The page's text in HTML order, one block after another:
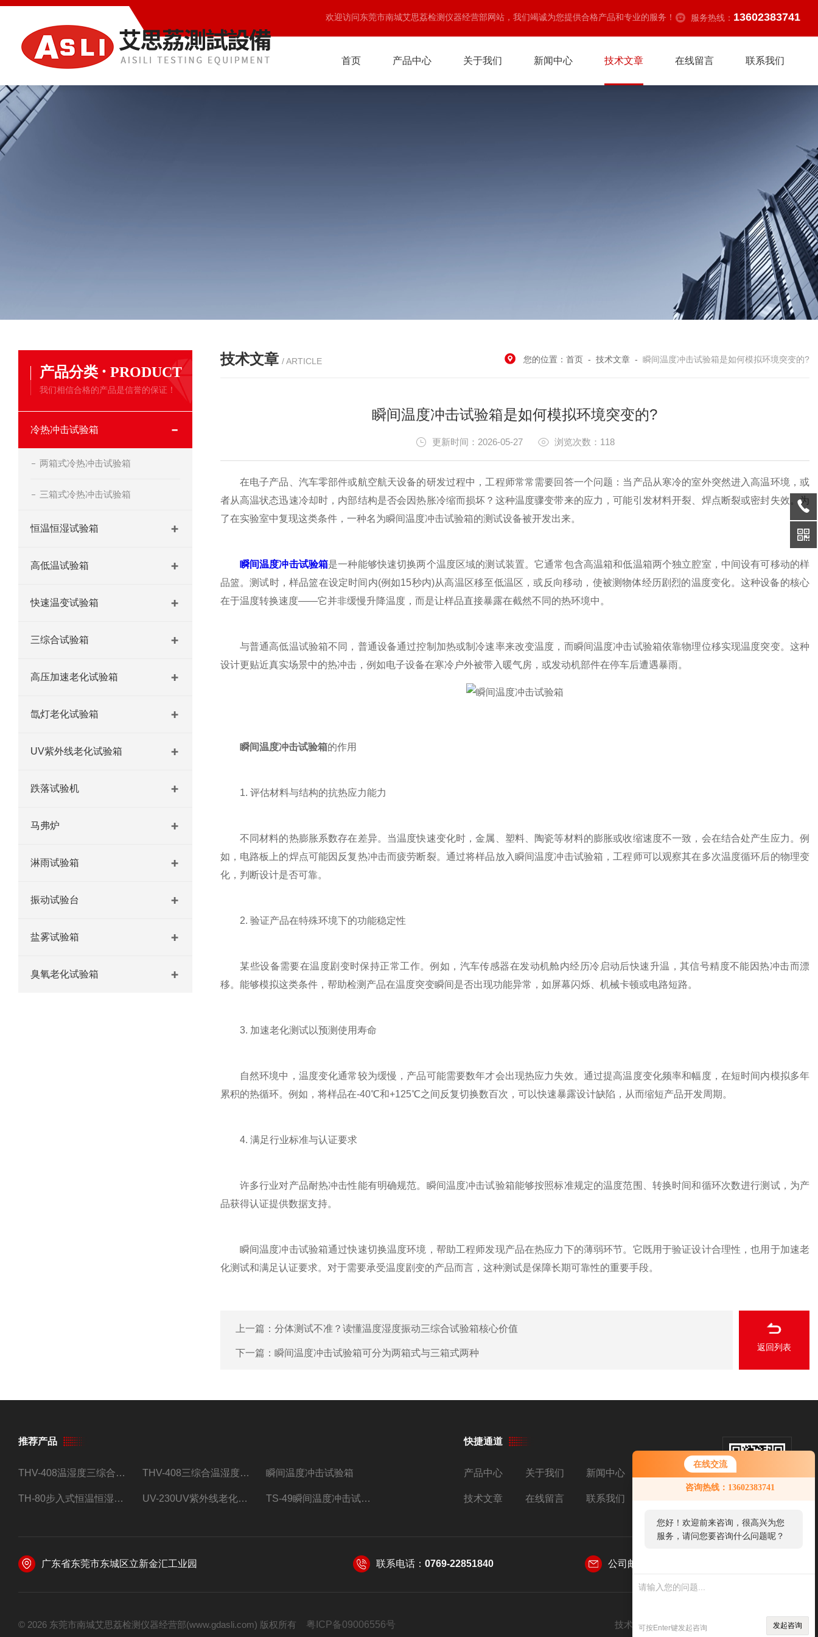
在线交流
咨询热线：13602383741
您好！欢迎前来咨询，很高兴为您
服务，请问您要咨询什么问题呢？
了需求产品，您可以直接在线与我
联系！
可按Enter键发起咨询 发起咨询
欢迎访问东莞市南城艾思荔检测仪器经营部网站，我们竭诚为您提供合格产品和专业的服务！ 服务热线： 13602383741
首页 产品中心 关于我们 新闻中心 技术文章 在线留言 联系我们
产品分类 · PRODUCT
我们相信合格的产品是信誉的保证！
冷热冲击试验箱
两箱式冷热冲击试验箱
三箱式冷热冲击试验箱
恒温恒湿试验箱
高低温试验箱
快速温变试验箱
三综合试验箱
高压加速老化试验箱
氙灯老化试验箱
UV紫外线老化试验箱
跌落试验机
马弗炉
淋雨试验箱
振动试验台
盐雾试验箱
臭氧老化试验箱
技术文章 / ARTICLE 您的位置： 首页 - 技术文章 - 瞬间温度冲击试验箱是如何模拟环境突变的?
瞬间温度冲击试验箱是如何模拟环境突变的?
更新时间：2026-05-27 浏览次数：118
在电子产品、汽车零部件或航空航天设备的研发过程中，工程师常常需要回答一个问题：当产品从寒冷的室外突然进入高温环境，或
者从高温状态迅速冷却时，内部结构是否会因热胀冷缩而损坏？这种温度骤变带来的应力，可能引发材料开裂、焊点断裂或密封失效。为
了在实验室中复现这类条件，一种名为瞬间温度冲击试验箱的测试设备被开发出来。
瞬间温度冲击试验箱是一种能够快速切换两个温度区域的测试装置。它通常包含高温箱和低温箱两个独立腔室，中间设有可移动的样
品篮。测试时，样品篮在设定时间内(例如15秒内)从高温区移至低温区，或反向移动，使被测物体经历剧烈的温度变化。这种设备的核心
在于温度转换速度——它并非缓慢升降温度，而是让样品直接暴露在截然不同的热环境中。
与普通高低温试验箱不同，普通设备通过控制加热或制冷速率来改变温度，而瞬间温度冲击试验箱依靠物理位移实现温度突变。这种
设计更贴近真实场景中的热冲击，例如电子设备在寒冷户外被带入暖气房，或发动机部件在停车后遭遇暴雨。
瞬间温度冲击试验箱的作用
1. 评估材料与结构的抗热应力能力
不同材料的热膨胀系数存在差异。当温度快速变化时，金属、塑料、陶瓷等材料的膨胀或收缩速度不一致，会在结合处产生应力。例
如，电路板上的焊点可能因反复热冲击而疲劳断裂。通过将样品放入瞬间温度冲击试验箱，工程师可以观察其在多次温度循环后的物理变
化，判断设计是否可靠。
2. 验证产品在特殊环境下的功能稳定性
某些设备需要在温度剧变时保持正常工作。例如，汽车传感器在发动机舱内经历冷启动后快速升温，其信号精度不能因热冲击而漂
移。能够模拟这类条件，帮助检测产品在温度突变瞬间是否出现功能异常，如屏幕闪烁、机械卡顿或电路短路。
3. 加速老化测试以预测使用寿命
自然环境中，温度变化通常较为缓慢，产品可能需要数年才会出现热应力失效。通过提高温度变化频率和幅度，在短时间内模拟多年
累积的热循环。例如，将样品在-40℃和+125℃之间反复切换数百次，可以快速暴露设计缺陷，从而缩短产品开发周期。
4. 满足行业标准与认证要求
许多行业对产品耐热冲击性能有明确规范。瞬间温度冲击试验箱能够按照标准规定的温度范围、转换时间和循环次数进行测试，为产
品获得认证提供数据支持。
瞬间温度冲击试验箱通过快速切换温度环境，帮助工程师发现产品在热应力下的薄弱环节。它既用于验证设计合理性，也用于加速老
化测试和满足认证要求。对于需要承受温度剧变的产品而言，这种测试是保障长期可靠性的重要手段。
上一篇： 分体测试不准？读懂温度湿度振动三综合试验箱核心价值
下一篇： 瞬间温度冲击试验箱可分为两箱式与三箱式两种
返回列表
推荐产品
THV-408温湿度三综合试验箱 THV-408三综合温湿度振动试验箱 瞬间温度冲击试验箱
TH-80步入式恒温恒湿试验房 UV-230UV紫外线老化试验箱 TS-49瞬间温度冲击试验箱
快捷通道
产品中心 关于我们 新闻中心
技术文章 在线留言 联系我们
广东省东莞市东城区立新金汇工业园 联系电话： 0769-22851840 公司邮箱：
© 2026 东莞市南城艾思荔检测仪器经营部(www.gdasli.com) 版权所有 粤ICP备09006556号 技术支持：环保在线 sitemap.xml